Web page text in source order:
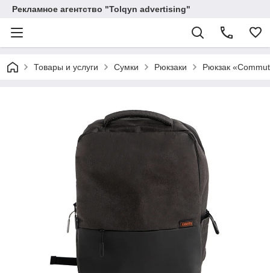
Рекламное агентство "Tolqyn advertising"
Товары и услуги Сумки Рюкзаки Рюкзак